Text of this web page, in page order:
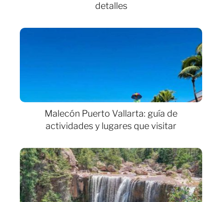
detalles
Malecón Puerto Vallarta: guía de
actividades y lugares que visitar